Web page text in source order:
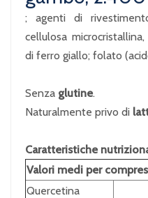
; agenti di
cellulosa
di ferro giallo; folato
Senza glutine.
Naturalmente privo di
Caratteristiche
Valori medi per
Quercetina